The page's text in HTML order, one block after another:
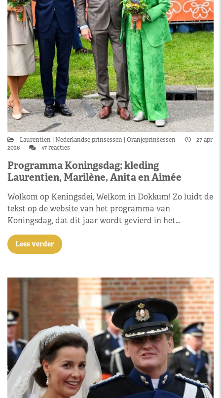
Laurentien Nederlandse prinsessen Oranjeprinsessen
27 apr
2026
47 reacties
Programma Koningsdag; kleding
Laurentien, Marilène, Anita en Aimée
Wolkom op Keningsdei, Welkom in Dokkum! Zo luidt de
tekst op de website van het programma van
Koningsdag, dat dit jaar wordt gevierd in het…
Lees verder